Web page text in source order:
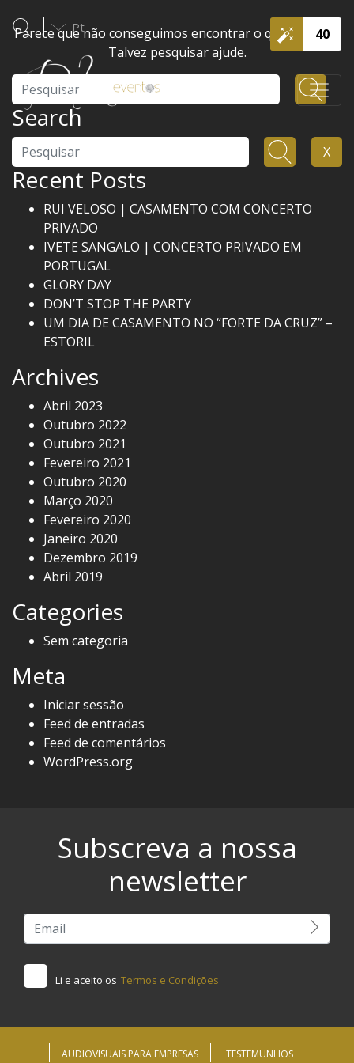
40
Pt
Parece que não conseguimos encontrar o que procura.
Talvez pesquisar ajude.
Search
Pesquisar X
Recent Posts
RUI VELOSO | CASAMENTO COM CONCERTO
PRIVADO
IVETE SANGALO | CONCERTO PRIVADO EM
PORTUGAL
GLORY DAY
DON’T STOP THE PARTY
UM DIA DE CASAMENTO NO “FORTE DA CRUZ” –
ESTORIL
Archives
Abril 2023
Outubro 2022
Outubro 2021
Fevereiro 2021
Outubro 2020
Março 2020
Fevereiro 2020
Janeiro 2020
Dezembro 2019
Abril 2019
Categories
Sem categoria
Meta
Iniciar sessão
Feed de entradas
Feed de comentários
WordPress.org
Subscreva a nossa
newsletter
Li e aceito os Termos e Condições
AUDIOVISUAIS PARA EMPRESAS TESTEMUNHOS